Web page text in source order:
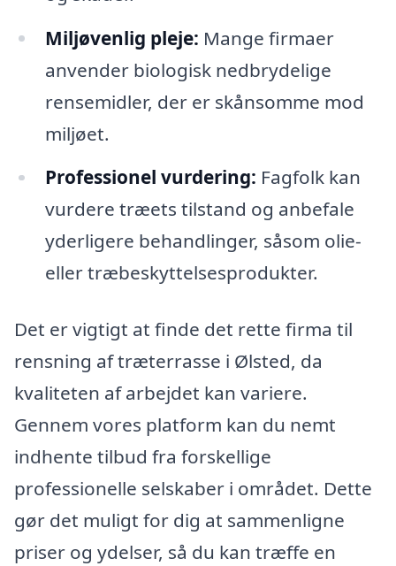
Miljøvenlig pleje: Mange firmaer
anvender biologisk nedbrydelige
rensemidler, der er skånsomme mod
miljøet.
Professionel vurdering: Fagfolk kan
vurdere træets tilstand og anbefale
yderligere behandlinger, såsom olie-
eller træbeskyttelsesprodukter.
Det er vigtigt at finde det rette firma til
rensning af træterrasse i Ølsted, da
kvaliteten af arbejdet kan variere.
Gennem vores platform kan du nemt
indhente tilbud fra forskellige
professionelle selskaber i området. Dette
gør det muligt for dig at sammenligne
priser og ydelser, så du kan træffe en